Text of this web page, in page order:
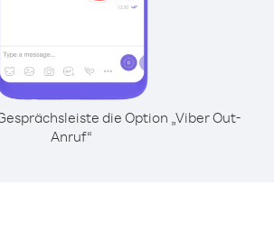
die Option „Viber Out-
Anruf“